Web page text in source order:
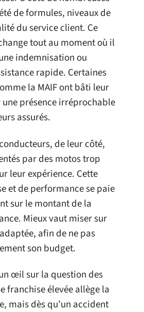
de formules, niveaux de
du service client. Ce
tout au moment où il
indemnisation ou
rapide. Certaines
la MAIF ont bâti leur
présence irréprochable
assurés.
de leur côté,
par des motos trop
leur expérience. Cette
et de performance se paie
sur le montant de la
Mieux vaut miser sur
afin de ne pas
son budget.
œil sur la question des
franchise élevée allège la
mais dès qu’un accident